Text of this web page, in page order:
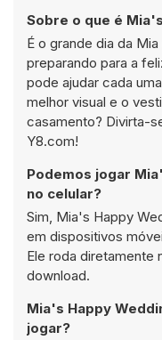
Sobre o que é
É o grande dia da
preparando para a
pode ajudar cada
melhor visual e o
casamento? Divirta-
Y8.com!
Podemos jogar
no celular?
Sim, Mia's Happy
em dispositivos
Ele roda diretamente
download.
Mia's Happy
jogar?